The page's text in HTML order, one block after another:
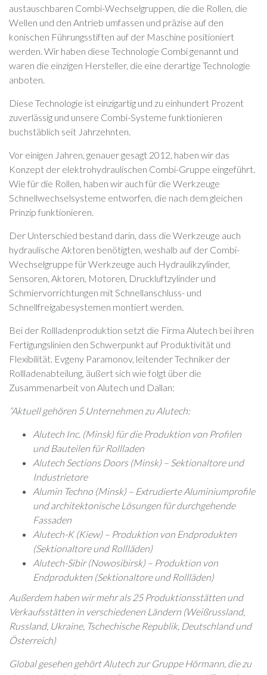
austauschbaren Combi-Wechselgruppen, die die Rollen, die
Wellen und den Antrieb umfassen und präzise auf den
konischen Führungsstiften auf der Maschine positioniert
werden. Wir haben diese Technologie Combi genannt und
waren die einzigen Hersteller, die eine derartige Technologie
anboten.
Diese Technologie ist einzigartig und zu einhundert Prozent
zuverlässig und unsere Combi-Systeme funktionieren
buchstäblich seit Jahrzehnten.
Vor einigen Jahren, genauer gesagt 2012, haben wir das
Konzept der elektrohydraulischen Combi-Gruppe eingeführt.
Wie für die Rollen, haben wir auch für die Werkzeuge
Schnellwechselsysteme entworfen, die nach dem gleichen
Prinzip funktionieren.
Der Unterschied bestand darin, dass die Werkzeuge auch
hydraulische Aktoren benötigten, weshalb auf der Combi-
Wechselgruppe für Werkzeuge auch Hydraulikzylinder,
Sensoren, Aktoren, Motoren, Druckluftzylinder und
Schmiervorrichtungen mit Schnellanschluss- und
Schnellfreigabesystemen montiert werden.
Bei der Rollladenproduktion setzt die Firma Alutech bei ihren
Fertigungslinien den Schwerpunkt auf Produktivität und
Flexibilität. Evgeny Paramonov, leitender Techniker der
Rollladenabteilung, äußert sich wie folgt über die
Zusammenarbeit von Alutech und Dallan:
“Aktuell gehören 5 Unternehmen zu Alutech:
Alutech Inc. (Minsk) für die Produktion von Profilen
und Bauteilen für Rollladen
Alutech Sections Doors (Minsk) – Sektionaltore und
Industrietore
Alumin Techno (Minsk) – Extrudierte Aluminiumprofile
und architektonische Lösungen für durchgehende
Fassaden
Alutech-K (Kiew) – Produktion von Endprodukten
(Sektionaltore und Rollläden)
Alutech-Sibir (Nowosibirsk) – Produktion von
Endprodukten (Sektionaltore und Rollläden)
Außerdem haben wir mehr als 25 Produktionsstätten und
Verkaufsstätten in verschiedenen Ländern (Weißrussland,
Russland, Ukraine, Tschechische Republik, Deutschland und
Österreich)
Global gesehen gehört Alutech zur Gruppe Hörmann, die zu